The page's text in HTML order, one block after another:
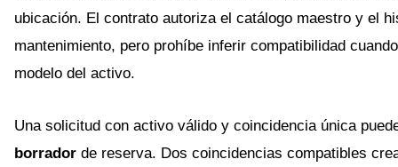
ubicación. El contrato autoriza el catálogo maestro y el
mantenimiento, pero prohíbe inferir compatibilidad
modelo del activo.
Una solicitud con activo válido y coincidencia única
borrador de reserva. Dos coincidencias compatibles